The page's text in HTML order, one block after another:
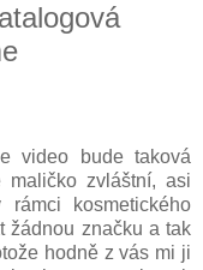
video bude taková
zvláštní, asi
kosmetického
žádnou značku a tak
hodně z vás mi ji